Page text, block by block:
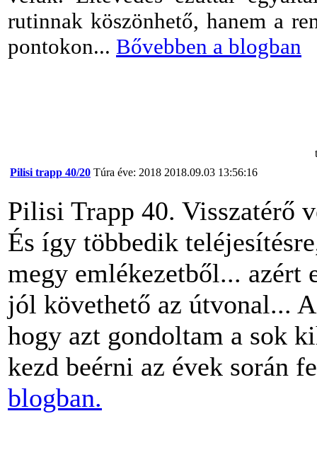
rutinnak köszönhető, hanem a
pontokon... Bővebben a blogban
Pilisi trapp 40/20 Túra éve: 2018 2018.09.03 13:56:16
Pilisi Trapp 40. Visszatérő
És így többedik
megy emlékezetből... azért
jól követhető az útvonal...
hogy azt gondoltam a sok
kezd beérni az évek során
blogban.